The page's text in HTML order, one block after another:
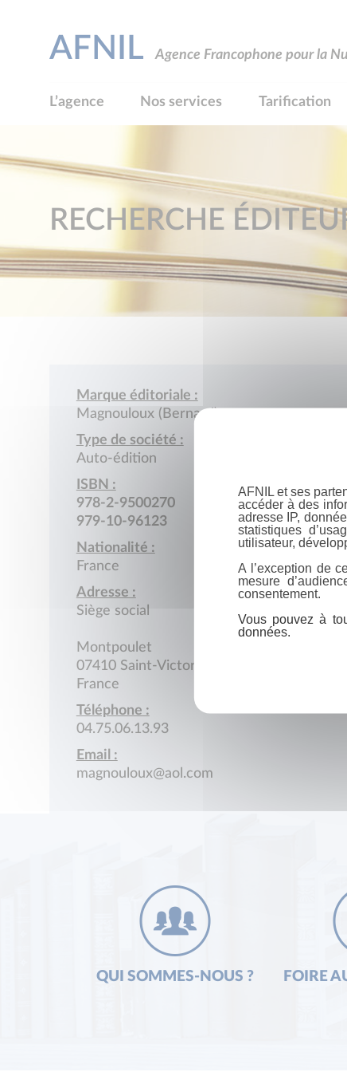
AFNIL Agence Francophone pour la
L’agence Nos services Tarification
RECHERCHE
Marque éditoriale :
Magnouloux (Bernard)
Type de société :
Auto-édition
ISBN :
978-2-9500270
979-10-96123
Nationalité :
France
Adresse :
Siège social
Montpoulet
07410 Saint-Victor
France
Téléphone :
04.75.06.13.93
Email :
magnouloux@aol.com
QUI SOMMES-NOUS ? FOIRE
AFNIL et ses
accéder à des
adresse IP,
statistiques
utilisateur,
A l’exception de
mesure
consentement.
Vous pouvez à
données.